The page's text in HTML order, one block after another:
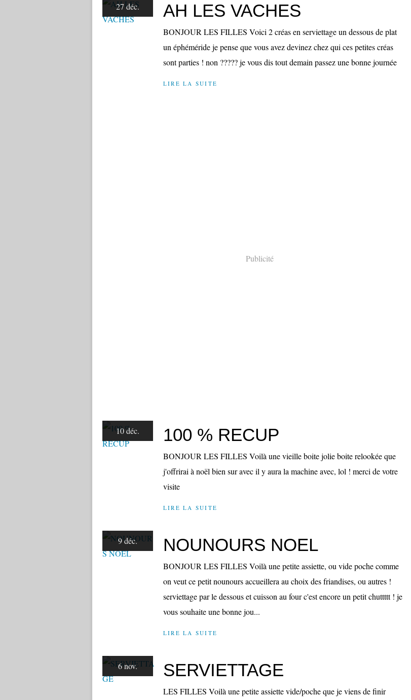
27 déc. AH LES VACHES
BONJOUR LES FILLES Voici 2 créas en serviettage un dessous de plat
un éphéméride je pense que vous avez devinez chez qui ces petites créas
sont parties ! non ????? je vous dis tout demain passez une bonne journée
LIRE LA SUITE
Publicité
10 déc. 100 % RECUP
BONJOUR LES FILLES Voilà une vieille boite jolie boite relookée que
j'offrirai à noël bien sur avec il y aura la machine avec, lol ! merci de votre
visite
LIRE LA SUITE
9 déc. NOUNOURS NOEL
BONJOUR LES FILLES Voilà une petite assiette, ou vide poche comme
on veut ce petit nounours accueillera au choix des friandises, ou autres !
serviettage par le dessous et cuisson au four c'est encore un petit chuttttt ! je
vous souhaite une bonne jou...
LIRE LA SUITE
6 nov. SERVIETTAGE
LES FILLES Voilà une petite assiette vide/poche que je viens de finir